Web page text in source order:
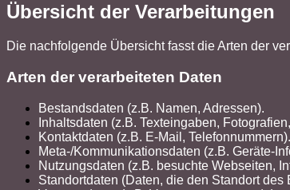
Übersicht der Verarbeitungen
Die nachfolgende Übersicht fasst die Arten der
Arten der verarbeiteten Daten
Bestandsdaten (z.B. Namen, Adressen).
Inhaltsdaten (z.B. Texteingaben,
Kontaktdaten (z.B. E-Mail, Telefonnummern).
Meta-/Kommunikationsdaten (z.B. Geräte-
Nutzungsdaten (z.B. besuchte Webseiten,
Standortdaten (Daten, die den Standort